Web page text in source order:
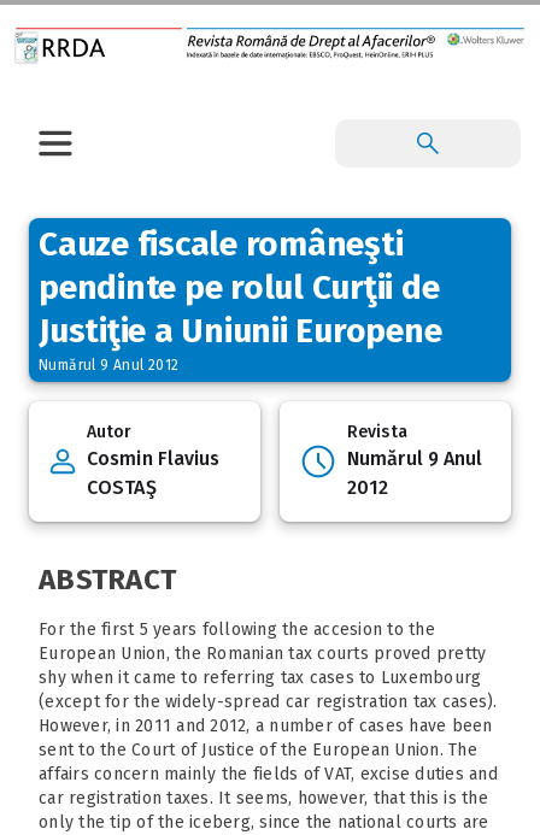
Cauze fiscale româneşti
pendinte pe rolul Curţii de
Justiţie a Uniunii Europene
Numărul 9 Anul 2012
Autor
Cosmin Flavius
COSTAŞ
Revista
Numărul 9 Anul
2012
ABSTRACT
For the first 5 years following the accesion to the
European Union, the Romanian tax courts proved pretty
shy when it came to referring tax cases to Luxembourg
(except for the widely-spread car registration tax cases).
However, in 2011 and 2012, a number of cases have been
sent to the Court of Justice of the European Union. The
affairs concern mainly the fields of VAT, excise duties and
car registration taxes. It seems, however, that this is the
only the tip of the iceberg, since the national courts are